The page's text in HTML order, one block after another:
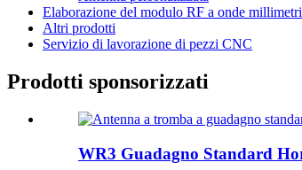
Elaborazione del modulo RF a onde
Altri prodotti
Servizio di lavorazione di pezzi CNC
Prodotti sponsorizzati
WR3 Guadagno Standard